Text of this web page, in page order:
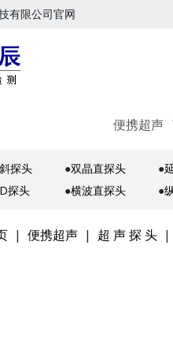
有限公司官网
便携超声
探头 ●双晶直探头 ●
探头 ●横波直探头 ●
| 便携超声 | 超 声 探 头